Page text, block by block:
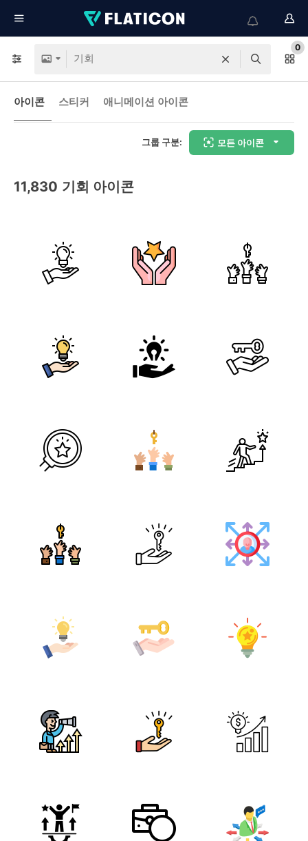
0
아이콘 스티커 애니메이션 아이콘
그룹 구분: 모든 아이콘
11,830 기회 아이콘